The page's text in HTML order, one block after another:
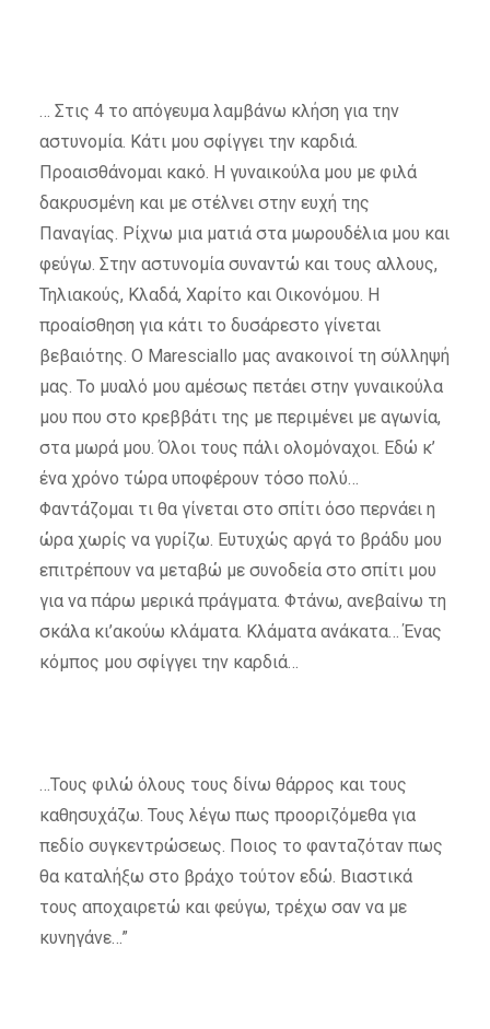
… Στις 4 το απόγευμα λαμβάνω κλήση για την
αστυνομία. Κάτι μου σφίγγει την καρδιά.
Προαισθάνομαι κακό. Η γυναικούλα μου με φιλά
δακρυσμένη και με στέλνει στην ευχή της
Παναγίας. Ρίχνω μια ματιά στα μωρουδέλια μου και
φεύγω. Στην αστυνομία συναντώ και τους αλλους,
Τηλιακούς, Κλαδά, Χαρίτο και Οικονόμου. Η
προαίσθηση για κάτι το δυσάρεστο γίνεται
βεβαιότης. Ο Maresciallo μας ανακοινοί τη σύλληψή
μας. Το μυαλό μου αμέσως πετάει στην γυναικούλα
μου που στο κρεββάτι της με περιμένει με αγωνία,
στα μωρά μου. Όλοι τους πάλι ολομόναχοι. Εδώ κ’
ένα χρόνο τώρα υποφέρουν τόσο πολύ…
Φαντάζομαι τι θα γίνεται στο σπίτι όσο περνάει η
ώρα χωρίς να γυρίζω. Ευτυχώς αργά το βράδυ μου
επιτρέπουν να μεταβώ με συνοδεία στο σπίτι μου
για να πάρω μερικά πράγματα. Φτάνω, ανεβαίνω τη
σκάλα κι’ακούω κλάματα. Κλάματα ανάκατα… Ένας
κόμπος μου σφίγγει την καρδιά…
…Τους φιλώ όλους τους δίνω θάρρος και τους
καθησυχάζω. Τους λέγω πως προοριζόμεθα για
πεδίο συγκεντρώσεως. Ποιος το φανταζόταν πως
θα καταλήξω στο βράχο τούτον εδώ. Βιαστικά
τους αποχαιρετώ και φεύγω, τρέχω σαν να με
κυνηγάνε…”